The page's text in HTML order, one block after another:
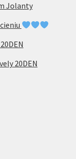
Jolanty
20DEN